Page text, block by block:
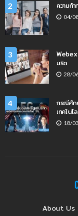
2 ความท้
04/
3
Webex
บริด
28/
4
กรณีศึก
เทคโนโ
18/
About Us